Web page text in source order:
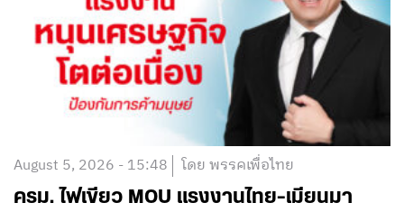
August 5, 2026 - 15:48 โดย พรรคเพื่อไทย
ครม. ไฟเขียว MOU แรงงานไทย-เมียนมา